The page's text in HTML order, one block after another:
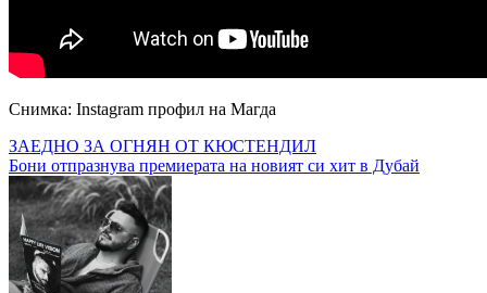
Снимка: Instagram профил на Магда
Навигация
ЗАЕДНО ЗА ОГНЯН ОТ КЮСТЕНДИЛ
Бони отпразнува премиерата на новият си хит в Дубай